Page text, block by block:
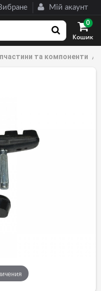
Мій акаунт
Кошик
0
та компоненти